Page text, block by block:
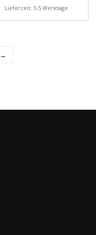
Lieferzeit: 3-5 Werktage
→